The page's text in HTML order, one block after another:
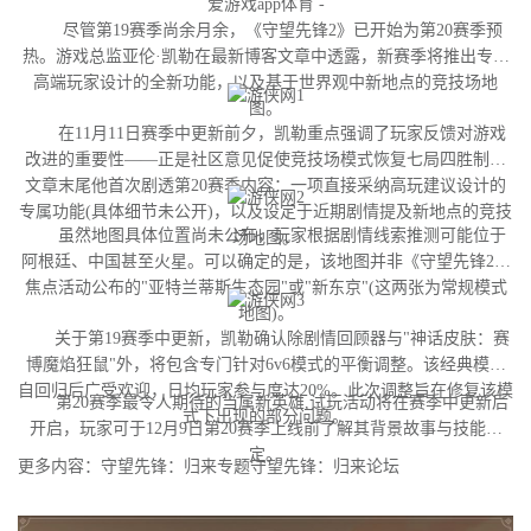
爱游戏app体育 -
尽管第19赛季尚余月余，《守望先锋2》已开始为第20赛季预
热。游戏总监亚伦·凯勒在最新博客文章中透露，新赛季将推出专为
高端玩家设计的全新功能，以及基于世界观中新地点的竞技场地
图。
在11月11日赛季中更新前夕，凯勒重点强调了玩家反馈对游戏
改进的重要性——正是社区意见促使竞技场模式恢复七局四胜制。
文章末尾他首次剧透第20赛季内容：一项直接采纳高玩建议设计的
专属功能(具体细节未公开)，以及设定于近期剧情提及新地点的竞技
场地图。
虽然地图具体位置尚未公布，玩家根据剧情线索推测可能位于
阿根廷、中国甚至火星。可以确定的是，该地图并非《守望先锋2》
焦点活动公布的"亚特兰蒂斯生态园"或"新东京"(这两张为常规模式
地图)。
关于第19赛季中更新，凯勒确认除剧情回顾器与"神话皮肤：赛
博魔焰狂鼠"外，将包含专门针对6v6模式的平衡调整。该经典模式
自回归后广受欢迎，日均玩家参与度达20%。此次调整旨在修复该模
式下出现的部分问题。
第20赛季最令人期待的当属新英雄,试玩活动将在赛季中更新后
开启，玩家可于12月9日第20赛季上线前了解其背景故事与技能设
定。
更多内容：守望先锋：归来专题守望先锋：归来论坛